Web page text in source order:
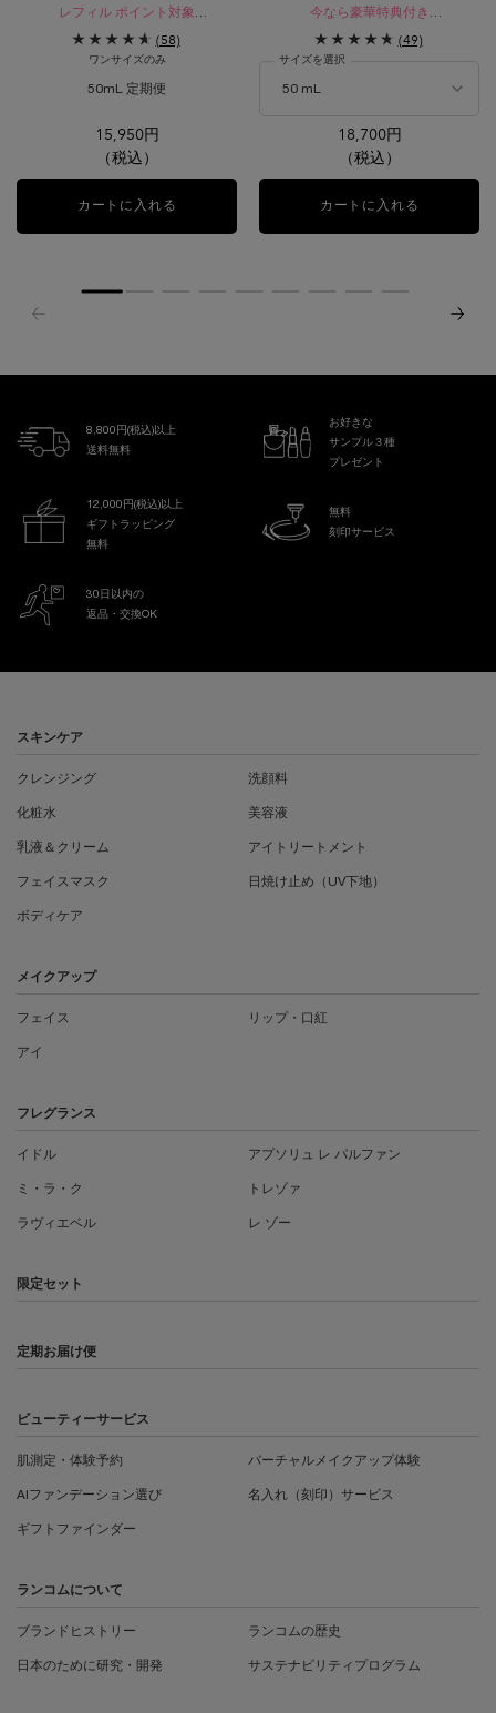
レフィル ポイント対象
ス
(58)
ワンサイズのみ
50mL 定期便
15,950円
（税込）
カートに入れる ジェニフィック アルティメ セラム 定期お届け便
今なら豪華特典付き​
瞬間*¹。絶え間ないダメージ*²を立て
ハリを感じる肌へ。
(49)
サイズを選択
18,700円
（税込）
カートに入れる
8,800円(税込)以上
送料無料
お好きな
サンプル３種
プレゼント
12,000円(税込)以上
ギフトラッピング
無料
無料
刻印サービス
30日以内の
返品・交換OK
スキンケア
クレンジング 洗顔料
化粧水 美容液
乳液＆クリーム アイトリートメント
フェイスマスク 日焼け止め（UV下地）
ボディケア
メイクアップ
フェイス リップ・口紅
アイ
フレグランス
イドル アプソリュ レ パルファン
ミ・ラ・ク トレゾァ
ラヴィエベル レ ゾー
限定セット
定期お届け便
ビューティーサービス
肌測定・体験予約 バーチャルメイクアップ体験
AIファンデーション選び 名入れ（刻印）サービス
ギフトファインダー
ランコムについて
ブランドヒストリー ランコムの歴史
日本のために研究・開発 サステナビリティプログラム